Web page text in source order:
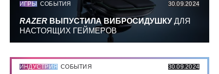
ИГРЫ СОБЫТИЯ 30.09.2024
RAZER ВЫПУСТИЛА ВИБРОСИДУШКУ ДЛЯ
НАСТОЯЩИХ ГЕЙМЕРОВ
ИНДУСТРИЯ СОБЫТИЯ 30.09.2024